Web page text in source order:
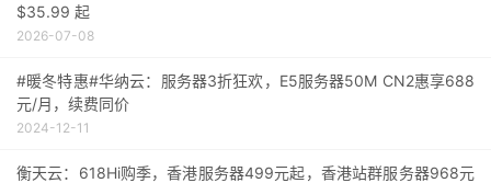
$35.99 起
2026-07-08
#暖冬特惠#华纳云：服务器3折狂欢，E5服务器50M CN2惠享688
元/月，续费同价
2024-12-11
衡天云：618Hi购季，香港服务器499元起，香港站群服务器968元